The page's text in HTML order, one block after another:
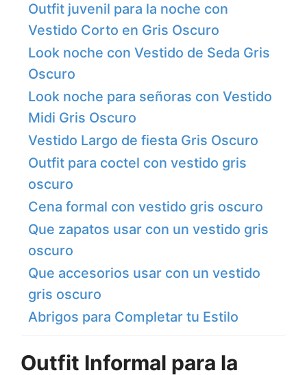
Outfit juvenil para la noche con
Vestido Corto en Gris Oscuro
Look noche con Vestido de Seda Gris
Oscuro
Look noche para señoras con Vestido
Midi Gris Oscuro
Vestido Largo de fiesta Gris Oscuro
Outfit para coctel con vestido gris
oscuro
Cena formal con vestido gris oscuro
Que zapatos usar con un vestido gris
oscuro
Que accesorios usar con un vestido
gris oscuro
Abrigos para Completar tu Estilo
Outfit Informal para la